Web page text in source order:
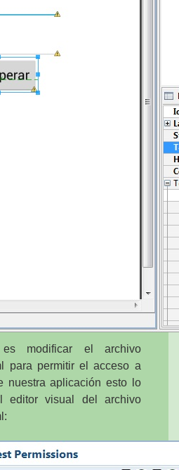
modificar el archivo
para permitir el acceso a
nuestra aplicación esto lo
editor visual del archivo